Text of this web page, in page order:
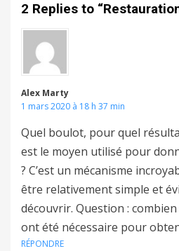
2 Replies to
Alex Marty
1 mars 2020 à 18 h 37 min
Quel boulot, pour quel
est le moyen utilisé pour
? C’est un mécanisme
être relativement simple et
découvrir. Question :
ont été nécessaire pour
RÉPONDRE